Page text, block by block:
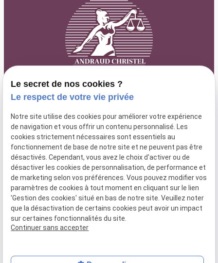
04 84 89 15 87
63 rue Paradis
13006 MARSEILLE
lundi au
vendredi : 9h
- 18h30
SIRET :52025096000066
Plan du
site
Mentions
légales
Politique de
confidentialité
Le secret de nos cookies ?
Le respect de votre vie privée
Notre site utilise des cookies pour améliorer votre expérience
de navigation et vous offrir un contenu personnalisé. Les
cookies strictement nécessaires sont essentiels au
fonctionnement de base de notre site et ne peuvent pas être
désactivés. Cependant, vous avez le choix d'activer ou de
désactiver les cookies de personnalisation, de performance et
de marketing selon vos préférences. Vous pouvez modifier vos
paramètres de cookies à tout moment en cliquant sur le lien
'Gestion des cookies' situé en bas de notre site. Veuillez noter
que la désactivation de certains cookies peut avoir un impact
sur certaines fonctionnalités du site.
Continuer sans accepter